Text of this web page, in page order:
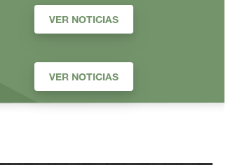
VER NOTICIAS
VER NOTICIAS